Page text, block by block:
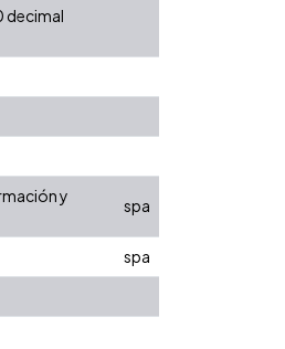
decimal
y
spa
spa